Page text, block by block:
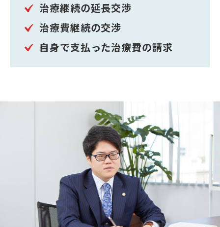
治療継続の延長交渉
治療費継続の交渉
自身で支払った治療費の請求